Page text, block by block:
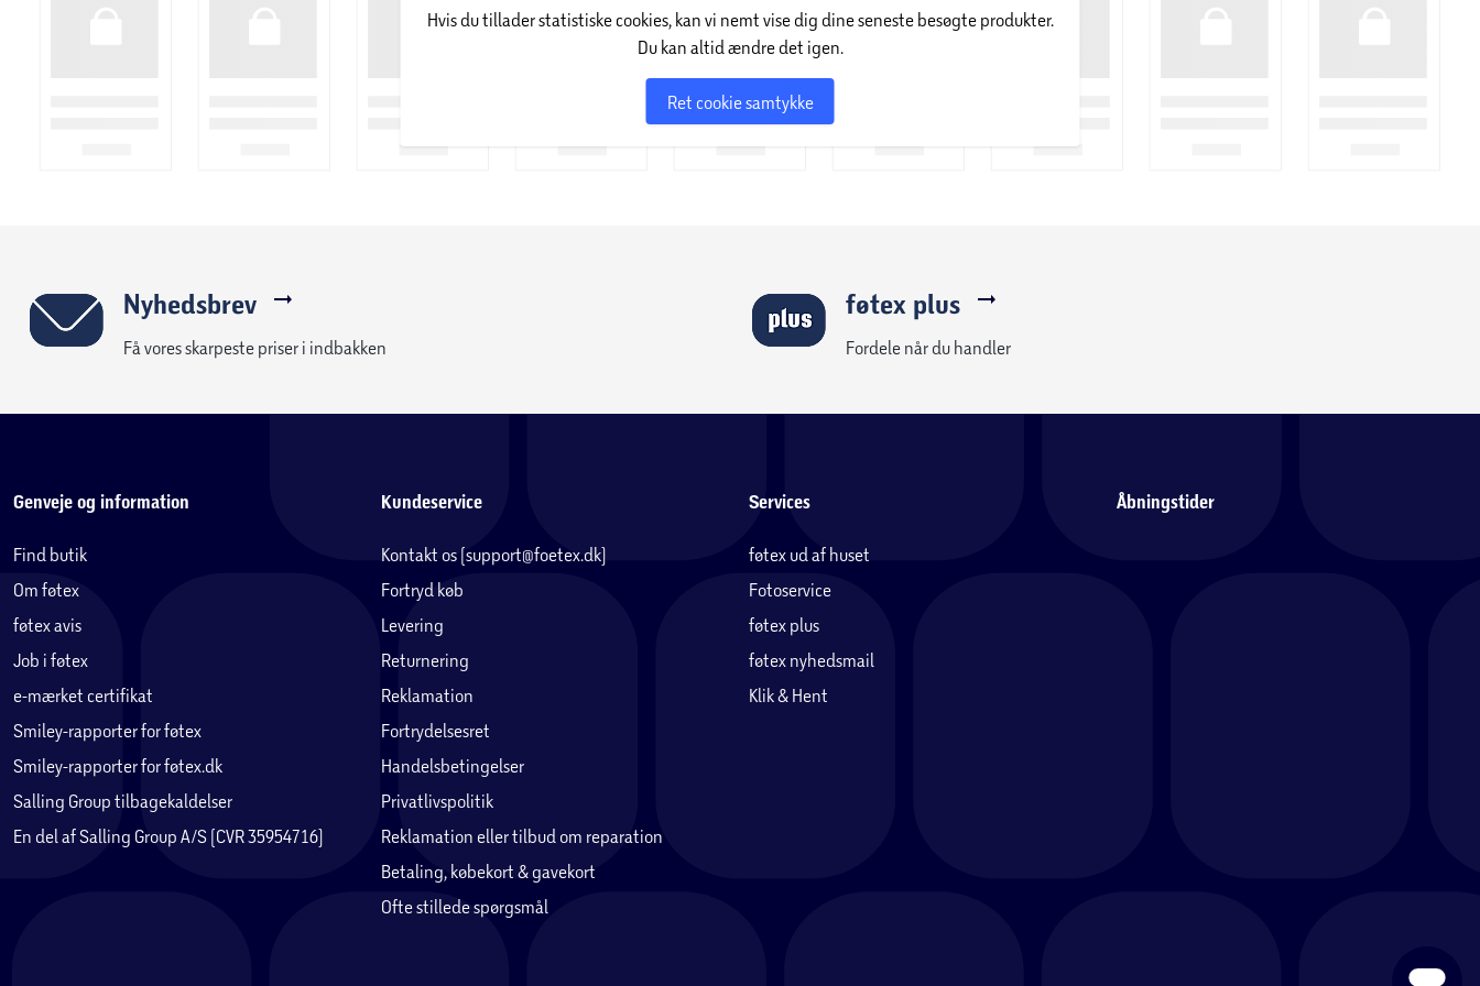
Maksimal belastning topplade:
Hvis du tillader statistiske cookies, kan vi nemt vise dig dine seneste besøgte produkter.
Du kan altid ændre det igen.
Ret cookie samtykke
Nyhedsbrev
Få vores skarpeste priser i indbakken
føtex plus
Fordele når du handler
Genveje og information
Find butik
Om føtex
føtex avis
Job i føtex
e-mærket certifikat
Smiley-rapporter for føtex
Smiley-rapporter for føtex.dk
Salling Group tilbagekaldelser
En del af Salling Group A/S (CVR 35954716)
Kundeservice
Kontakt os (support@foetex.dk)
Fortryd køb
Levering
Returnering
Reklamation
Fortrydelsesret
Handelsbetingelser
Privatlivspolitik
Reklamation eller tilbud om reparation
Betaling, købekort & gavekort
Ofte stillede spørgsmål
Services
føtex ud af huset
Fotoservice
føtex plus
føtex nyhedsmail
Klik & Hent
Åbningstider